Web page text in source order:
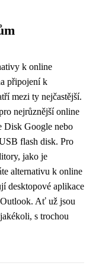
k online
připojení k
mezi ty nejčastější.
nejrůznější online
Disk Google nebo
flash disk. Pro
jako je
alternativu k online
desktopové aplikace
Ať už jsou
s trochou